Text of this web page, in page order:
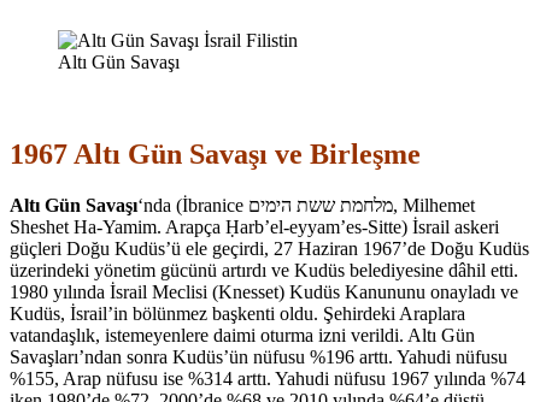
Altı Gün Savaşı
1967 Altı Gün Savaşı ve Birleşme
Altı Gün Savaşı‘nda (İbranice מלחמת ששת הימים, Milhemet
Sheshet Ha‑Yamim. Arapça Ḥarb’el‑eyyam’es‑Sitte) İsrail askeri
güçleri Doğu Kudüs’ü ele geçirdi, 27 Haziran 1967’de Doğu Kudüs
üzerindeki yönetim gücünü artırdı ve Kudüs belediyesine dâhil etti.
1980 yılında İsrail Meclisi (Knesset) Kudüs Kanununu onayladı ve
Kudüs, İsrail’in bölünmez başkenti oldu. Şehirdeki Araplara
vatandaşlık, istemeyenlere daimi oturma izni verildi. Altı Gün
Savaşları’ndan sonra Kudüs’ün nüfusu %196 arttı. Yahudi nüfusu
%155, Arap nüfusu ise %314 arttı. Yahudi nüfusu 1967 yılında %74